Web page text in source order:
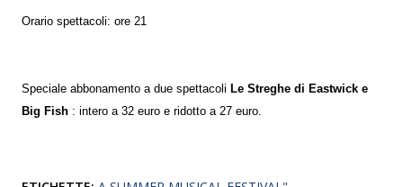
Orario spettacoli: ore 21
Speciale abbonamento a due spettacoli Le Streghe di Eastwick e
Big Fish : intero a 32 euro e ridotto a 27 euro.